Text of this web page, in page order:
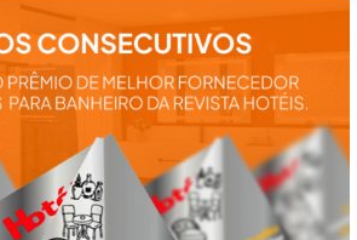
instalação e
utilização de
nossos
produtos:
manuais,
vídeos,
catálogos e
tudo mais que
precisa.